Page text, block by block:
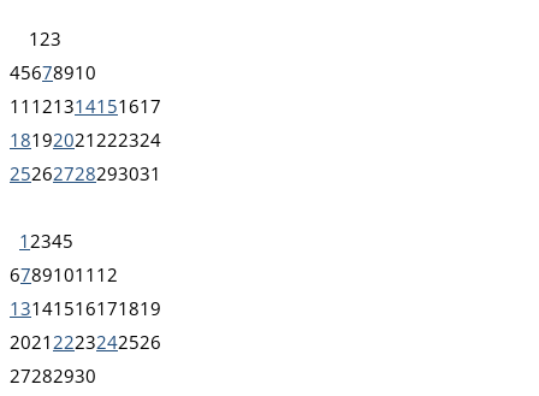
1 23
45678910
11 121314151617
18192021 222324
25262728293031
1 2345
67891011 12
13141516171819
2021 2223242526
27282930